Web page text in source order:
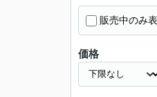
販売中のみ
価格